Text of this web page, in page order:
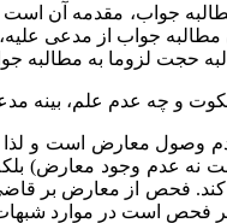
جواب، مقدمه آن
جواب از مدعی
حجت لزوما به مطالبه
و چه عدم علم،
معارض است و لذا
وجود معارض) بلکه
کند. فحص از معارض بر
فحص است در موارد